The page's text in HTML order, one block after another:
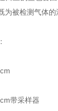
为被检测气体的
带采样器